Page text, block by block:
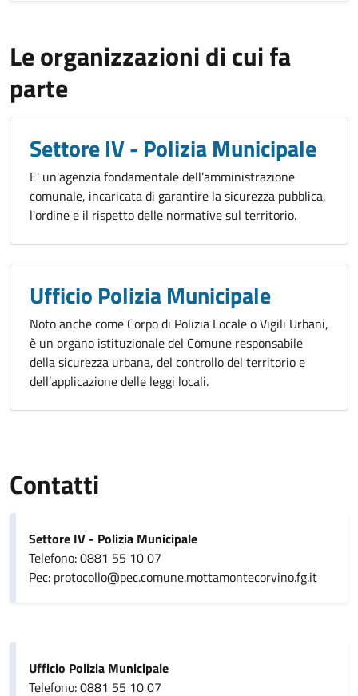
Le organizzazioni di cui fa
parte
Settore IV - Polizia Municipale
E' un'agenzia fondamentale dell’amministrazione
comunale, incaricata di garantire la sicurezza pubblica,
l'ordine e il rispetto delle normative sul territorio.
Ufficio Polizia Municipale
Noto anche come Corpo di Polizia Locale o Vigili Urbani,
è un organo istituzionale del Comune responsabile
della sicurezza urbana, del controllo del territorio e
dell’applicazione delle leggi locali.
Contatti
Settore IV - Polizia Municipale
Telefono: 0881 55 10 07
Pec: protocollo@pec.comune.mottamontecorvino.fg.it
Ufficio Polizia Municipale
Telefono: 0881 55 10 07